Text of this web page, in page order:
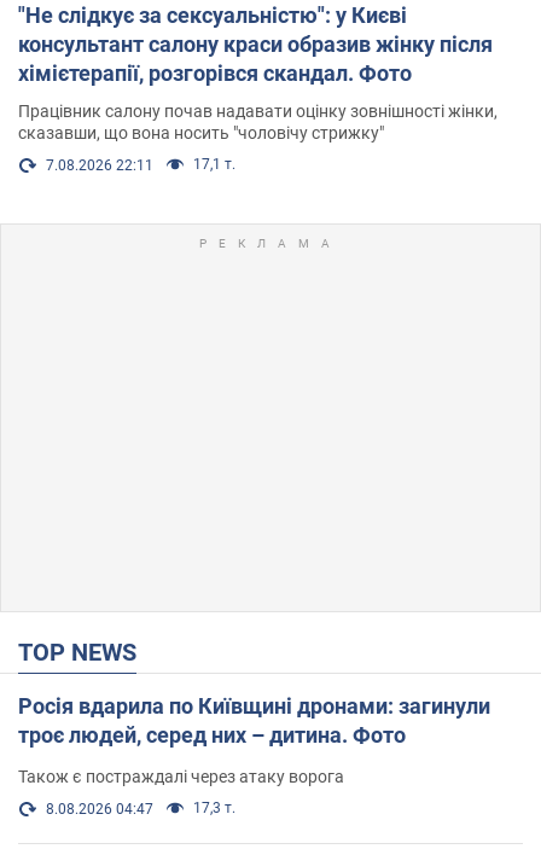
"Не слідкує за сексуальністю": у Києві
консультант салону краси образив жінку після
хімієтерапії, розгорівся скандал. Фото
Працівник салону почав надавати оцінку зовнішності жінки,
сказавши, що вона носить "чоловічу стрижку"
7.08.2026 22:11 17,1 т.
TOP NEWS
Росія вдарила по Київщині дронами: загинули
троє людей, серед них – дитина. Фото
Також є постраждалі через атаку ворога
8.08.2026 04:47 17,3 т.